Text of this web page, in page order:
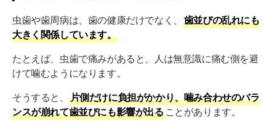
虫歯や歯周病は、歯の健康だけでなく、
歯並びの乱れにも
大きく関係しています。
たとえば、虫歯で痛みがあると、人は無意識に痛む側を避
けて噛むようになります。
そうすると、
片側だけに負担がかかり、噛み合わせのバラ
ンスが崩れて歯並びにも影響が出る ことがあります。